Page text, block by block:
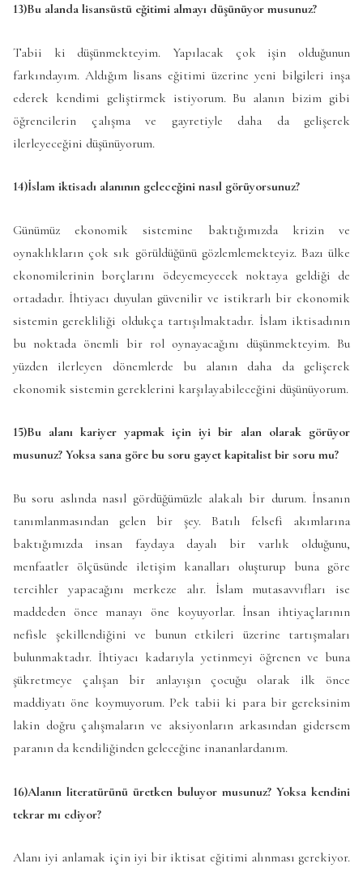
13)Bu alanda lisansüstü eğitimi almayı düşünüyor musunuz?
Tabii ki düşünmekteyim. Yapılacak çok işin olduğunun
farkındayım. Aldığım lisans eğitimi üzerine yeni bilgileri inşa
ederek kendimi geliştirmek istiyorum. Bu alanın bizim gibi
öğrencilerin çalışma ve gayretiyle daha da gelişerek
ilerleyeceğini düşünüyorum.
14)İslam iktisadı alanının geleceğini nasıl görüyorsunuz?
Günümüz ekonomik sistemine baktığımızda krizin ve
oynaklıkların çok sık görüldüğünü gözlemlemekteyiz. Bazı ülke
ekonomilerinin borçlarını ödeyemeyecek noktaya geldiği de
ortadadır. İhtiyacı duyulan güvenilir ve istikrarlı bir ekonomik
sistemin gerekliliği oldukça tartışılmaktadır. İslam iktisadının
bu noktada önemli bir rol oynayacağını düşünmekteyim. Bu
yüzden ilerleyen dönemlerde bu alanın daha da gelişerek
ekonomik sistemin gereklerini karşılayabileceğini düşünüyorum.
15)Bu alanı kariyer yapmak için iyi bir alan olarak görüyor
musunuz? Yoksa sana göre bu soru gayet kapitalist bir soru mu?
Bu soru aslında nasıl gördüğümüzle alakalı bir durum. İnsanın
tanımlanmasından gelen bir şey. Batılı felsefi akımlarına
baktığımızda insan faydaya dayalı bir varlık olduğunu,
menfaatler ölçüsünde iletişim kanalları oluşturup buna göre
tercihler yapacağını merkeze alır. İslam mutasavvıfları ise
maddeden önce manayı öne koyuyorlar. İnsan ihtiyaçlarının
nefisle şekillendiğini ve bunun etkileri üzerine tartışmaları
bulunmaktadır. İhtiyacı kadarıyla yetinmeyi öğrenen ve buna
şükretmeye çalışan bir anlayışın çocuğu olarak ilk önce
maddiyatı öne koymuyorum. Pek tabii ki para bir gereksinim
lakin doğru çalışmaların ve aksiyonların arkasından gidersem
paranın da kendiliğinden geleceğine inananlardanım.
16)Alanın literatürünü üretken buluyor musunuz? Yoksa kendini
tekrar mı ediyor?
Alanı iyi anlamak için iyi bir iktisat eğitimi alınması gerekiyor.